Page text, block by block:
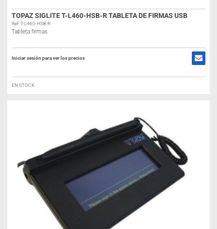
TOPAZ SIGLITE T-L460-HSB-R TABLETA DE FIRMAS USB
Ref: T-L460-HSB-R
Tableta firmas
Iniciar sesión para ver los precios
EN STOCK